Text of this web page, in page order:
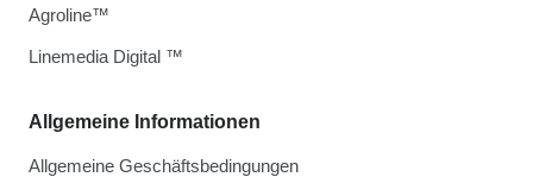
Allgemeine Informationen
Allgemeine Geschäftsbedingungen
Agroline™
Linemedia Digital ™